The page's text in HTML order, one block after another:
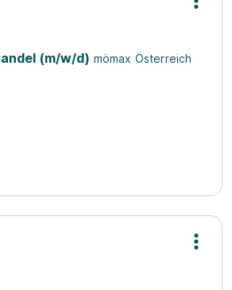
(m/w/d) mömax Österreich